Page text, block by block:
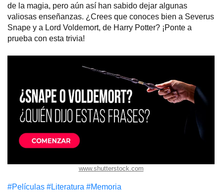
de la magia, pero aún así han sabido dejar algunas
valiosas enseñanzas. ¿Crees que conoces bien a Severus
Snape y a Lord Voldemort, de Harry Potter? ¡Ponte a
prueba con esta trivia!
www.shutterstock.com
#Películas #Literatura #Memoria